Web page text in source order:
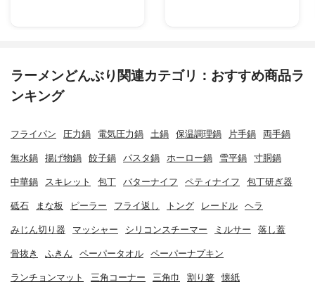
ラーメンどんぶり関連カテゴリ：おすすめ商品ラ
ンキング
フライパン 圧力鍋 電気圧力鍋 土鍋 保温調理鍋 片手鍋 両手鍋
無水鍋 揚げ物鍋 餃子鍋 パスタ鍋 ホーロー鍋 雪平鍋 寸胴鍋
中華鍋 スキレット 包丁 バターナイフ ペティナイフ 包丁研ぎ器
砥石 まな板 ピーラー フライ返し トング レードル ヘラ
みじん切り器 マッシャー シリコンスチーマー ミルサー 落し蓋
骨抜き ふきん ペーパータオル ペーパーナプキン
ランチョンマット 三角コーナー 三角巾 割り箸 懐紙